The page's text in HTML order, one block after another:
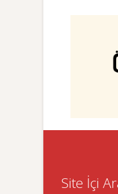
Site İçi